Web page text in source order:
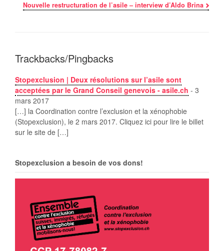
Nouvelle restructuration de l’asile – interview d’Aldo Brina
Trackbacks/Pingbacks
Stopexclusion | Deux résolutions sur l’asile sont
acceptées par le Grand Conseil genevois - asile.ch - 3
mars 2017
[…] la Coordination contre l’exclusion et la xénophobie
(Stopexclusion), le 2 mars 2017. Cliquez ici pour lire le billet
sur le site de […]
Stopexclusion a besoin de vos dons!